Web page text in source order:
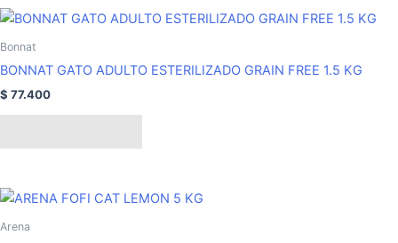
pueden
en
la
página
de
Bonnat
BONNAT GATO ADULTO ESTERILIZADO GRAIN FREE 1.5 KG
$ 77.400
Arena